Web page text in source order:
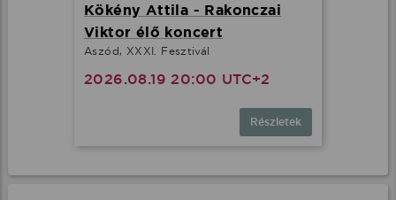
Kökény Attila - Rakonczai
Viktor élő koncert
Aszód, XXXI. Fesztivál
2026.08.19 20:00 UTC+2
Részletek